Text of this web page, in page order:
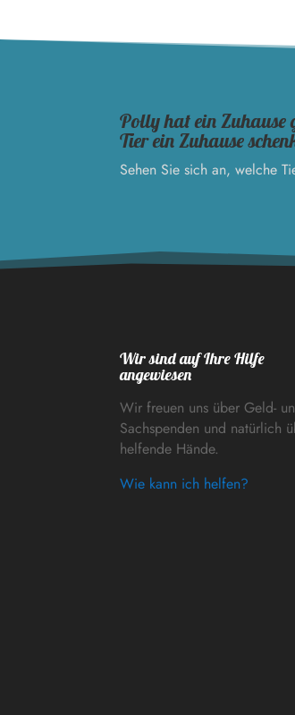
Polly hat ein Zuhause
Tier ein Zuhause
Sehen Sie sich an, welche
Wir sind auf Ihre Hilfe
angewiesen
Wir freuen uns über Geld-
Sachspenden und natürlich
helfende Hände.
Wie kann ich helfen?